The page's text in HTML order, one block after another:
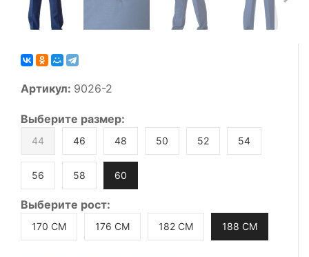
Артикул: 9026-2
Выберите размер:
44 46 48 50 52 54
56 58 60
Выберите рост:
170 СМ 176 СМ 182 СМ 188 СМ